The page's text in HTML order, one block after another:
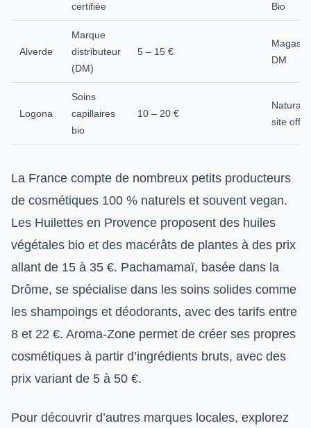
certifiée
Bio
Alverde
Marque
distributeur
(DM)
5 – 15 €
DM
Logona
Soins
capillaires
bio
10 – 20 €
site
La France compte de nombreux petits producteurs
de cosmétiques 100 % naturels et souvent vegan.
Les Huilettes en Provence proposent des huiles
végétales bio et des macérâts de plantes à des prix
allant de 15 à 35 €. Pachamamaï, basée dans la
Drôme, se spécialise dans les soins solides comme
les shampoings et déodorants, avec des tarifs entre
8 et 22 €. Aroma-Zone permet de créer ses propres
cosmétiques à partir d’ingrédients bruts, avec des
prix variant de 5 à 50 €.
Pour découvrir d’autres marques locales, explorez